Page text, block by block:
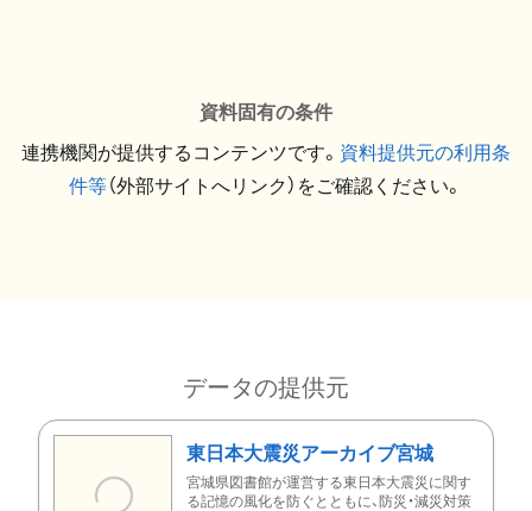
資料固有の条件
連携機関が提供するコンテンツです。 資料提供元の利用条
件等（外部サイトへリンク）をご確認ください。
データの提供元
東日本大震災アーカイブ宮城
宮城県図書館が運営する東日本大震災に関す
る記憶の風化を防ぐとともに、防災・減災対策